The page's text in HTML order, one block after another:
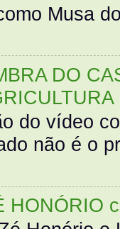
Musa
DO
do vídeo
não é o
HONÓRIO